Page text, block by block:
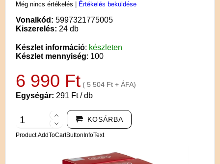
Még nincs értékelés Értékelés beküldése
Vonalkód: 5997321775005
Kiszerelés: 24 db
Készlet információ: készleten
Készlet mennyiség: 100
6 990 Ft ( 5 504 Ft + ÁFA)
Egységár: 291 Ft / db
KOSÁRBA
Product.AddToCartButtonInfoText